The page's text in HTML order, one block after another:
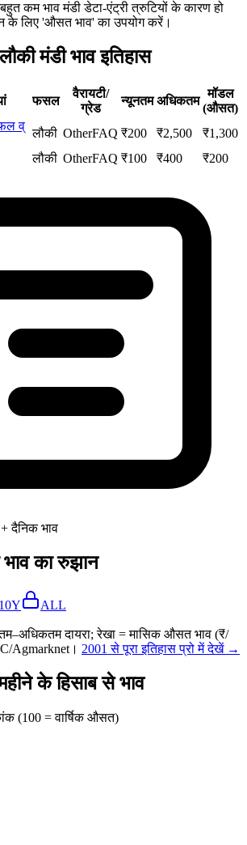
कम भाव मंडी डेटा-एंट्री त्रुटियों के कारण हो
लिए 'औसत भाव' का उपयोग करें।
मंडी भाव इतिहास
फसल
वैरायटी/
ग्रेड
न्यूनतम अधिकतम
मॉडल
(औसत)
व्
लौकी OtherFAQ ₹200 ₹2,500 ₹1,300
लौकी OtherFAQ ₹100 ₹400 ₹200
दैनिक भाव
भाव का रुझान
10Y ALL
दायरा; रेखा = मासिक औसत भाव (₹/
Agmarknet। 2001 से पूरा इतिहास प्रो में देखें →
के हिसाब से भाव
(100 = वार्षिक औसत)